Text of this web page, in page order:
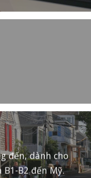
đến, dành cho
B2 đến Mỹ.